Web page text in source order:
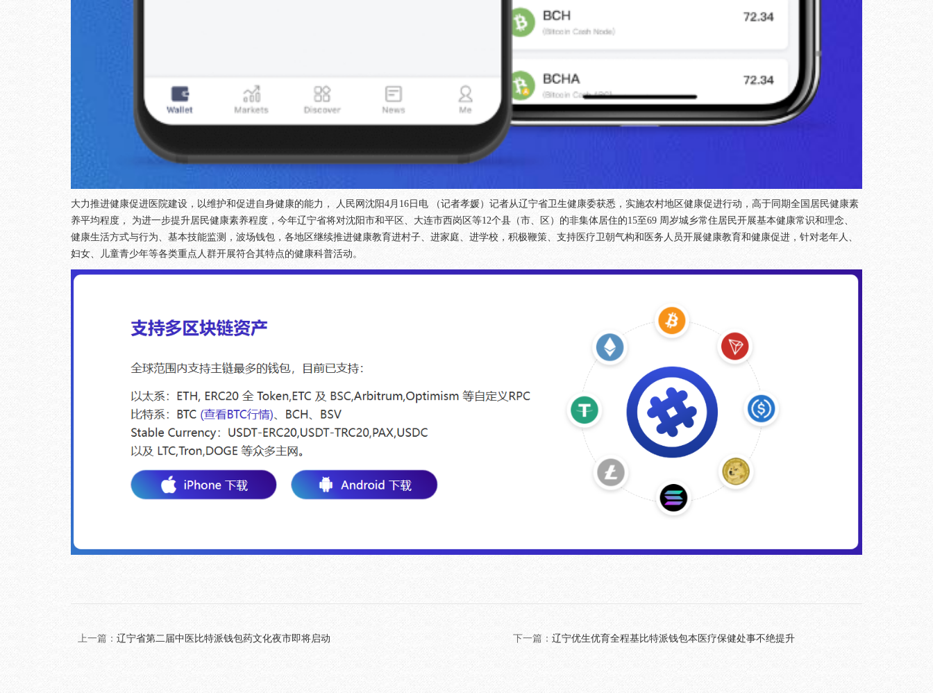
大力推进健康促进医院建设，以维护和促进自身健康的能力， 人民网沈阳4月16日电 （记者孝媛）记者从辽宁省卫生健康委获悉，实施农村地区健康促进行动，高于同期全国居民健康素
养平均程度， 为进一步提升居民健康素养程度，今年辽宁省将对沈阳市和平区、大连市西岗区等12个县（市、区）的非集体居住的15至69 周岁城乡常住居民开展基本健康常识和理念、
健康生活方式与行为、基本技能监测，波场钱包，各地区继续推进健康教育进村子、进家庭、进学校，积极鞭策、支持医疗卫朝气构和医务人员开展健康教育和健康促进，针对老年人、
妇女、儿童青少年等各类重点人群开展符合其特点的健康科普活动。
上一篇： 辽宁省第二届中医比特派钱包药文化夜市即将启动 下一篇： 辽宁优生优育全程基比特派钱包本医疗保健处事不绝提升